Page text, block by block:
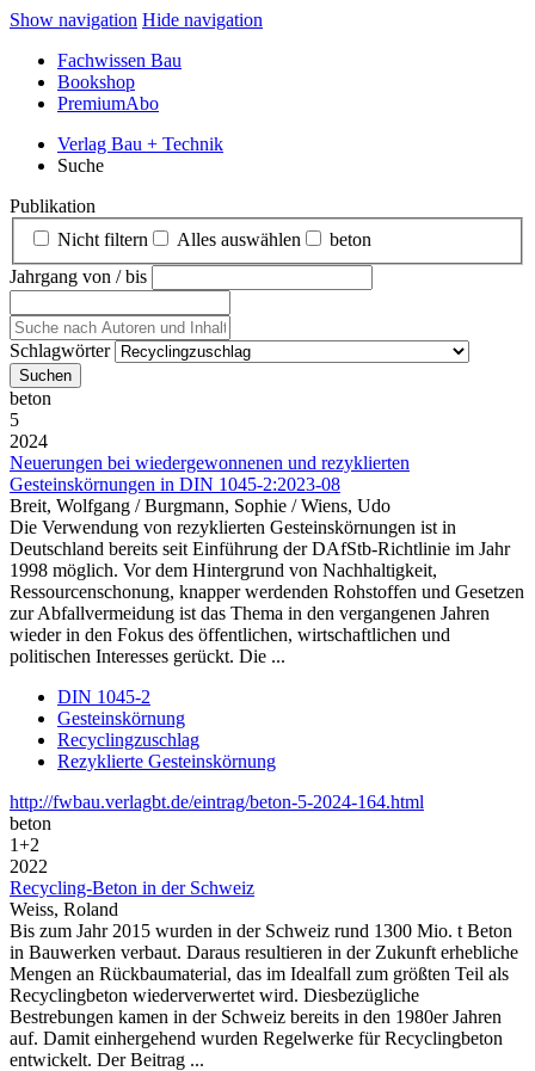
Show navigation Hide navigation
Fachwissen Bau
Bookshop
PremiumAbo
Verlag Bau + Technik
Suche
Publikation
Nicht filtern
Alles auswählen
beton
Jahrgang von / bis
Schlagwörter
beton
5
2024
Neuerungen bei wiedergewonnenen und rezyklierten
Gesteinskörnungen in DIN 1045-2:2023-08
Breit, Wolfgang / Burgmann, Sophie / Wiens, Udo
Die Verwendung von rezyklierten Gesteinskörnungen ist in
Deutschland bereits seit Einführung der DAfStb-Richtlinie im Jahr
1998 möglich. Vor dem Hintergrund von Nachhaltigkeit,
Ressourcenschonung, knapper werdenden Rohstoffen und Gesetzen
zur Abfallvermeidung ist das Thema in den vergangenen Jahren
wieder in den Fokus des öffentlichen, wirtschaftlichen und
politischen Interesses gerückt. Die ...
DIN 1045-2
Gesteinskörnung
Recyclingzuschlag
Rezyklierte Gesteinskörnung
http://fwbau.verlagbt.de/eintrag/beton-5-2024-164.html
beton
1+2
2022
Recycling-Beton in der Schweiz
Weiss, Roland
Bis zum Jahr 2015 wurden in der Schweiz rund 1300 Mio. t Beton
in Bauwerken verbaut. Daraus resultieren in der Zukunft erhebliche
Mengen an Rückbaumaterial, das im Idealfall zum größten Teil als
Recyclingbeton wiederverwertet wird. Diesbezügliche
Bestrebungen kamen in der Schweiz bereits in den 1980er Jahren
auf. Damit einhergehend wurden Regelwerke für Recyclingbeton
entwickelt. Der Beitrag ...